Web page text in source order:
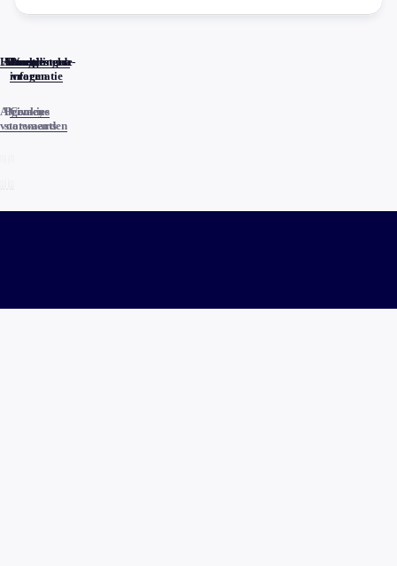
Home
Actueel
Uitzendingen
Reacties
Programma-
informatie
Veelgestelde
vragen
Algemene
voorwaarden
Privacy
statements
Cookies